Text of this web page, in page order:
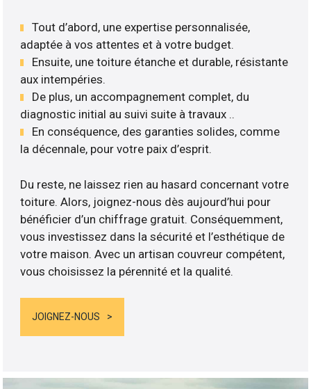
Tout d’abord, une expertise personnalisée,
adaptée à vos attentes et à votre budget.
Ensuite, une toiture étanche et durable, résistante
aux intempéries.
De plus, un accompagnement complet, du
diagnostic initial au suivi suite à travaux ..
En conséquence, des garanties solides, comme
la décennale, pour votre paix d’esprit.
Du reste, ne laissez rien au hasard concernant votre
toiture. Alors, joignez-nous dès aujourd’hui pour
bénéficier d’un chiffrage gratuit. Conséquemment,
vous investissez dans la sécurité et l’esthétique de
votre maison. Avec un artisan couvreur compétent,
vous choisissez la pérennité et la qualité.
JOIGNEZ-NOUS